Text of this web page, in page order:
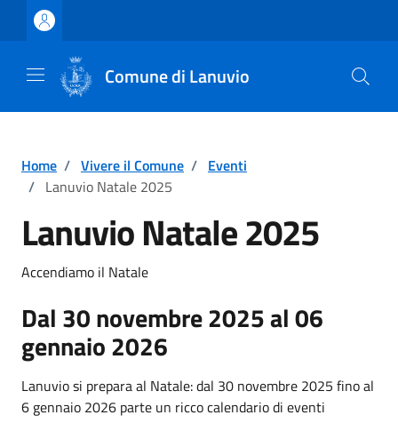
Vai ai contenuti
Vai al footer
Comune di Lanuvio
Home / Vivere il Comune / Eventi
/ Lanuvio Natale 2025
Lanuvio Natale 2025
Accendiamo il Natale
Dal 30 novembre 2025 al 06
gennaio 2026
Lanuvio si prepara al Natale: dal 30 novembre 2025 fino al
6 gennaio 2026 parte un ricco calendario di eventi